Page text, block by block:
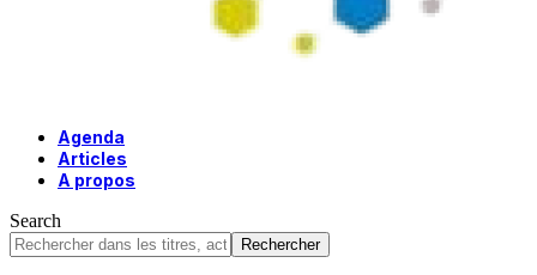
Agenda
Articles
A propos
Search